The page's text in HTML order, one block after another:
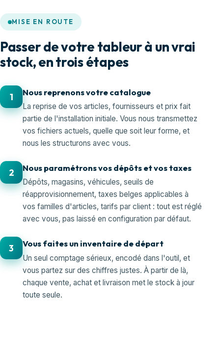
MISE EN ROUTE
Passer de votre tableur à un vrai
stock, en trois étapes
1 Nous reprenons votre catalogue
La reprise de vos articles, fournisseurs et prix fait
partie de l'installation initiale. Vous nous transmettez
vos fichiers actuels, quelle que soit leur forme, et
nous les structurons avec vous.
2 Nous paramétrons vos dépôts et vos taxes
Dépôts, magasins, véhicules, seuils de
réapprovisionnement, taxes belges applicables à
vos familles d'articles, tarifs par client : tout est réglé
avec vous, pas laissé en configuration par défaut.
3 Vous faites un inventaire de départ
Un seul comptage sérieux, encodé dans l'outil, et
vous partez sur des chiffres justes. À partir de là,
chaque vente, achat et livraison met le stock à jour
toute seule.